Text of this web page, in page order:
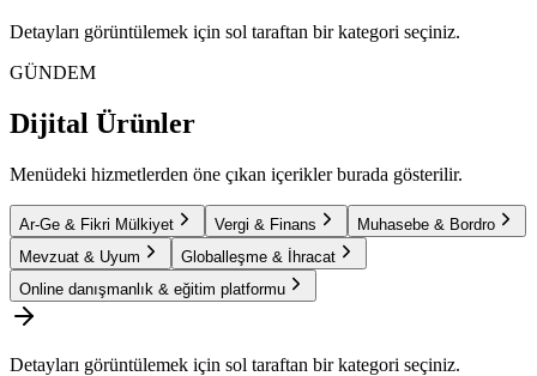
Detayları görüntülemek için sol taraftan bir kategori seçiniz.
GÜNDEM
Dijital Ürünler
Menüdeki hizmetlerden öne çıkan içerikler burada gösterilir.
Ar-Ge & Fikri Mülkiyet Vergi & Finans
Muhasebe & Bordro
Mevzuat & Uyum
Globalleşme & İhracat
Online danışmanlık & eğitim platformu
Detayları görüntülemek için sol taraftan bir kategori seçiniz.